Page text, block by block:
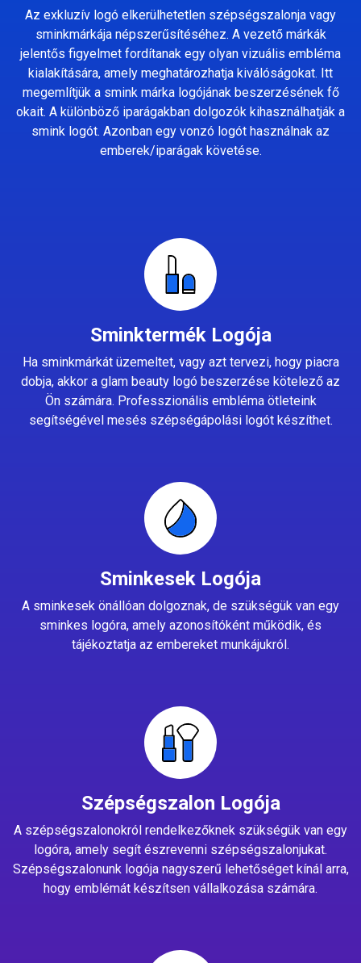
Az exkluzív logó elkerülhetetlen szépségszalonja vagy
sminkmárkája népszerűsítéséhez. A vezető márkák
jelentős figyelmet fordítanak egy olyan vizuális embléma
kialakítására, amely meghatározhatja kiválóságokat. Itt
megemlítjük a smink márka logójának beszerzésének fő
okait. A különböző iparágakban dolgozók kihasználhatják a
smink logót. Azonban egy vonzó logót használnak az
emberek/iparágak követése.
Sminktermék Logója
Ha sminkmárkát üzemeltet, vagy azt tervezi, hogy piacra
dobja, akkor a glam beauty logó beszerzése kötelező az
Ön számára. Professzionális embléma ötleteink
segítségével mesés szépségápolási logót készíthet.
Sminkesek Logója
A sminkesek önállóan dolgoznak, de szükségük van egy
sminkes logóra, amely azonosítóként működik, és
tájékoztatja az embereket munkájukról.
Szépségszalon Logója
A szépségszalonokról rendelkezőknek szükségük van egy
logóra, amely segít észrevenni szépségszalonjukat.
Szépségszalonunk logója nagyszerű lehetőséget kínál arra,
hogy emblémát készítsen vállalkozása számára.